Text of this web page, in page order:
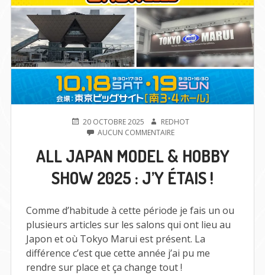
PUBLIÉ20 OCTOBRE 2025 AUTEUR
REDHOT
AUCUN COMMENTAIRESUR
JAPAN
MODEL
&
HOBBY
2025
:
J’Y
ÉTAIS
!
ALL JAPAN MODEL & HOBBY
SHOW 2025 : J’Y ÉTAIS !
Comme d’habitude à cette période je fais un ou
plusieurs articles sur les salons qui ont lieu au
Japon et où Tokyo Marui est présent. La
différence c’est que cette année j’ai pu me
rendre sur place et ça change tout !